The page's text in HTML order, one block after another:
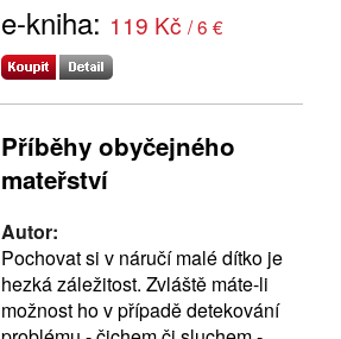
e-kniha: 119 Kč / 6 €
Příběhy obyčejného
mateřství
Autor:
Pochovat si v náručí malé dítko je
hezká záležitost. Zvláště máte-li
možnost ho v případě detekování